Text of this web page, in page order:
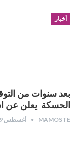
أخبار
بعد سنوات من
الحسكة يعلن عن
MAMOSTE أغسطس 29, 2018